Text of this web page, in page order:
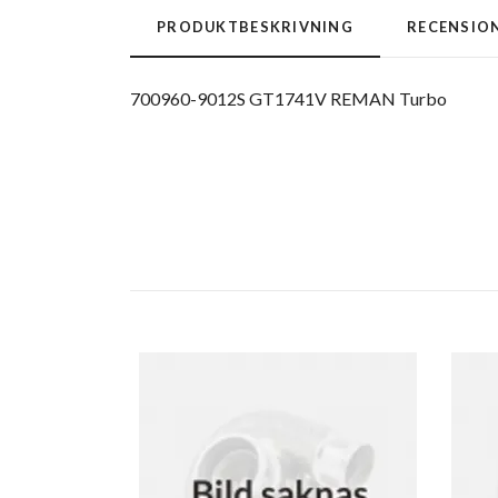
PRODUKTBESKRIVNING
700960-9012S GT1741V REMAN Turbo